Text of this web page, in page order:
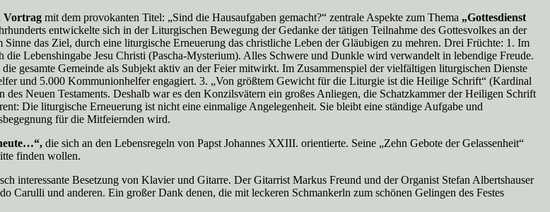
Vortrag mit dem provokanten Titel: „Sind die Hausaufgaben gemacht?“ zentrale Aspekte zum Thema „Gottesdienst
entwickelte sich in der Liturgischen Bewegung der Gedanke der tätigen Teilnahme des Gottesvolkes an der
das Ziel, durch eine liturgische Erneuerung das christliche Leben der Gläubigen zu mehren. Drei Früchte: 1. Im
Lebenshingabe Jesu Christi (Pascha-Mysterium). Alles Schwere und Dunkle wird verwandelt in lebendige Freude.
gesamte Gemeinde als Subjekt aktiv an der Feier mitwirkt. Im Zusammenspiel der vielfältigen liturgischen Dienste
und 5.000 Kommunionhelfer engagiert. 3. „Von größtem Gewicht für die Liturgie ist die Heilige Schrift“ (Kardinal
Neuen Testaments. Deshalb war es den Konzilsvätern ein großes Anliegen, die Schatzkammer der Heiligen Schrift
Die liturgische Erneuerung ist nicht eine einmalige Angelegenheit. Sie bleibt eine ständige Aufgabe und
für die Mitfeiernden wird.
die sich an den Lebensregeln von Papst Johannes XXIII. orientierte. Seine „Zehn Gebote der Gelassenheit“
finden wollen.
interessante Besetzung von Klavier und Gitarre. Der Gitarrist Markus Freund und der Organist Stefan Albertshauser
Carulli und anderen. Ein großer Dank denen, die mit leckeren Schmankerln zum schönen Gelingen des Festes